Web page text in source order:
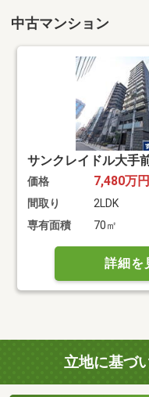
中古マンション
サンクレイドル大手
価格 7,480万円
間取り
2LDK
専有面積
70㎡
詳細を
立地に基づ